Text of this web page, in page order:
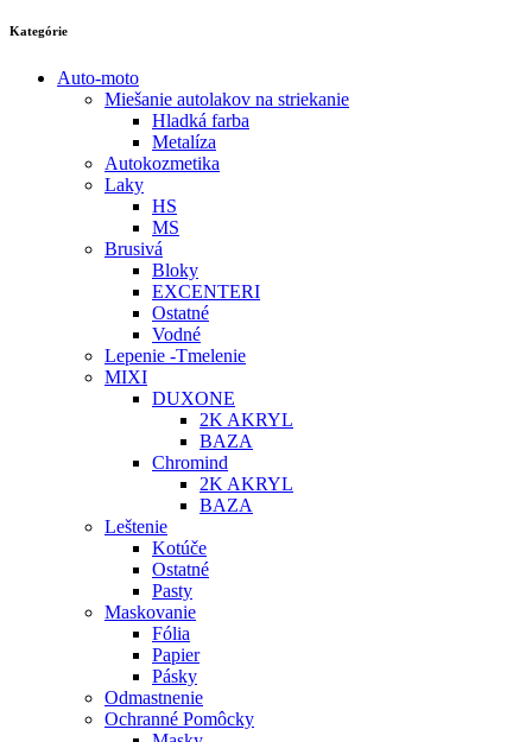
Kategórie
Auto-moto
Miešanie autolakov na striekanie
Hladká farba
Metalíza
Autokozmetika
Laky
HS
MS
Brusivá
Bloky
EXCENTERI
Ostatné
Vodné
Lepenie -Tmelenie
MIXI
DUXONE
2K AKRYL
BAZA
Chromind
2K AKRYL
BAZA
Leštenie
Kotúče
Ostatné
Pasty
Maskovanie
Fólia
Papier
Pásky
Odmastnenie
Ochranné Pomôcky